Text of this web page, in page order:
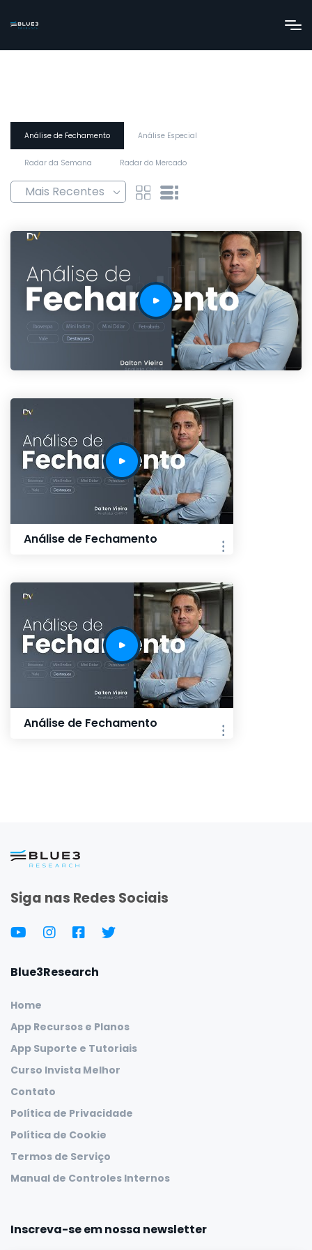
Análise de Fechamento Análise Especial
Radar da Semana Radar do Mercado
Análise de Fechamento
Análise de Fechamento
Siga nas Redes Sociais
Blue3Research
Home
App Recursos e Planos
App Suporte e Tutoriais
Curso Invista Melhor
Contato
Política de Privacidade
Política de Cookie
Termos de Serviço
Manual de Controles Internos
Inscreva-se em nossa newsletter